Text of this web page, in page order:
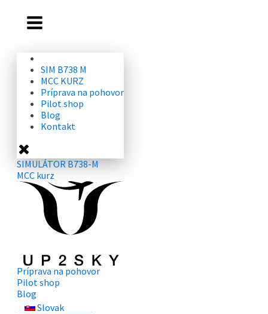
SIM B738 M
MCC KURZ
Príprava na pohovor
Pilot shop
Blog
Kontakt
SIMULÁTOR B738-M
MCC kurz
Príprava na pohovor
Pilot shop
Blog
Slovak